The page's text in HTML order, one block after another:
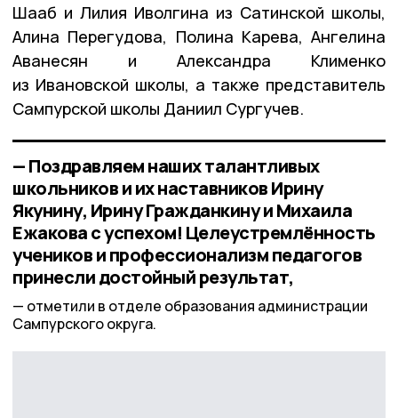
Шааб и Лилия Иволгина из Сатинской школы,
Алина Перегудова, Полина Карева, Ангелина
Аванесян и Александра Клименко
из Ивановской школы, а также представитель
Сампурской школы Даниил Сургучев.
— Поздравляем наших талантливых
школьников и их наставников Ирину
Якунину, Ирину Гражданкину и Михаила
Ежакова с успехом! Целеустремлённость
учеников и профессионализм педагогов
принесли достойный результат,
отметили в отделе образования администрации
Сампурского округа.